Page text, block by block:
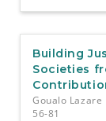
Building
Societies
Goualo Lazare
56-81